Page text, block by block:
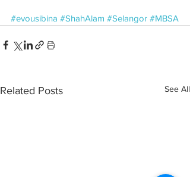
#evousibina #ShahAlam #Selangor #MBSA
Related Posts See All